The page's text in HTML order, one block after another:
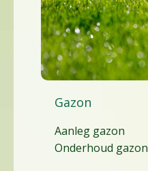
Gazon
Aanleg gazon
Onderhoud gazon